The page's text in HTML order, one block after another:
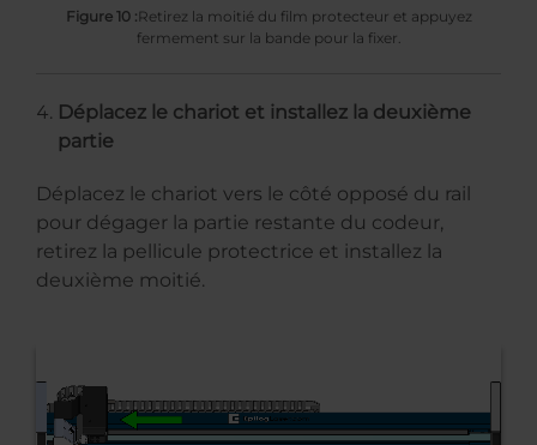
Figure 10 :Retirez la moitié du film protecteur et appuyez
fermement sur la bande pour la fixer.
Déplacez le chariot et installez la deuxième
partie
Déplacez le chariot vers le côté opposé du rail
pour dégager la partie restante du codeur,
retirez la pellicule protectrice et installez la
deuxième moitié.